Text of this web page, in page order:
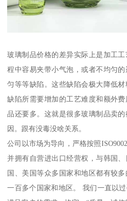
玻璃制品价格的差异实际上是加工
程中容易夹带小气泡，或者不均匀
匀等等缺陷。这些缺陷会极大降低
缺陷所需要增加的工艺难度和额外
品还要多。这就是很多玻璃制品卖
因。跟有没毒没啥关系。
公司以市场为导向，严格按照
并拥有自营进出口经营权，与韩国
国、美国等众多国家和地区都有较
一百多个国家和地区。 我们一直以